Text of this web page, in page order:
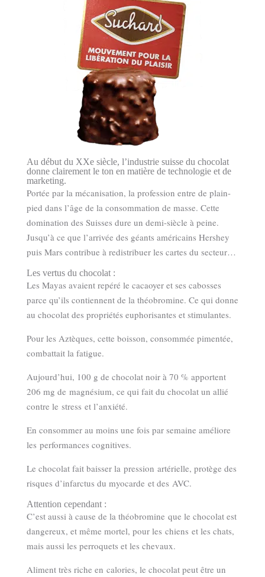
Au début du XXe siècle, l’industrie suisse du chocolat
donne clairement le ton en matière de technologie et de
marketing.
Portée par la mécanisation, la profession entre de plain-
pied dans l’âge de la consommation de masse. Cette
domination des Suisses dure un demi-siècle à peine.
Jusqu’à ce que l’arrivée des géants américains Hershey
puis Mars contribue à redistribuer les cartes du secteur…
Les vertus du chocolat :
Les Mayas avaient repéré le cacaoyer et ses cabosses
parce qu’ils contiennent de la théobromine. Ce qui donne
au chocolat des propriétés euphorisantes et stimulantes.
Pour les Aztèques, cette boisson, consommée pimentée,
combattait la fatigue.
Aujourd’hui, 100 g de chocolat noir à 70 % apportent
206 mg de magnésium, ce qui fait du chocolat un allié
contre le stress et l’anxiété.
En consommer au moins une fois par semaine améliore
les performances cognitives.
Le chocolat fait baisser la pression artérielle, protège des
risques d’infarctus du myocarde et des AVC.
Attention cependant :
C’est aussi à cause de la théobromine que le chocolat est
dangereux, et même mortel, pour les chiens et les chats,
mais aussi les perroquets et les chevaux.
Aliment très riche en calories, le chocolat peut être un